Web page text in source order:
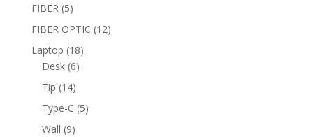
FIBER 55
products
FIBER OPTIC 1212
Laptop 1818
Desk 66
Tip 1414
products
Type-C 55
Wall 99